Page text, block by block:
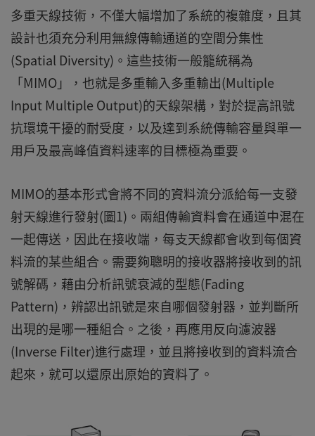
多重天線技術，不僅大幅增加了系統的複雜度，且其
設計也須充分利用無線傳輸通道的空間分集性
(Spatial Diversity)。這些技術一般籠統稱為
「MIMO」，也就是多重輸入多重輸出(Multiple
Input Multiple Output)的天線架構，對於提高訊號
抗環境干擾的耐受度，以及達到系統傳輸容量與單一
用戶及最高峰值資料速率的目標極為重要。
MIMO的基本形式會將不同的資料流分派給每一支發
射天線進行發射(圖1)。兩組傳輸資料會在通道中混在
一起傳送，因此在接收端，每支天線都會收到每個資
料流的某些組合。需要夠聰明的接收器將接收到的訊
號解碼，藉由分析訊號衰減的型態(Fading
Pattern)，辨認出訊號是來自哪個發射器，並判斷所
出現的是哪一種組合。之後，再應用反向濾波器
(Inverse Filter)進行處理，並且將接收到的資料流合
起來，就可以還原出原始的資料了。